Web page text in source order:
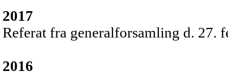
2017
Referat fra generalforsamling d. 27.
2016